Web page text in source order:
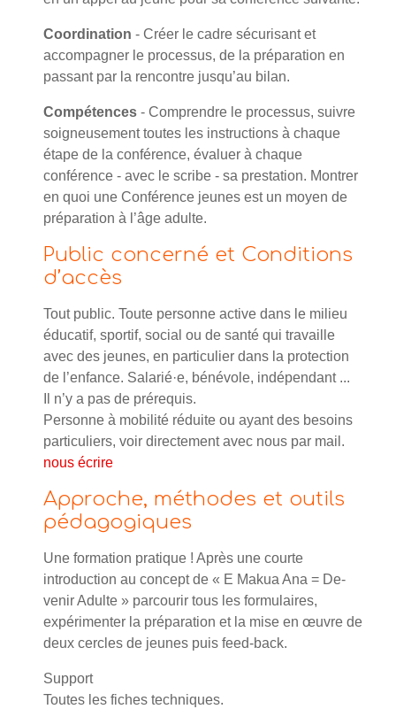
Coordination - Créer le cadre sécurisant et
accompagner le processus, de la préparation en
passant par la rencontre jusqu’au bilan.
Compétences - Comprendre le processus, suivre
soigneusement toutes les instructions à chaque
étape de la conférence, évaluer à chaque
conférence - avec le scribe - sa prestation. Montrer
en quoi une Conférence jeunes est un moyen de
préparation à l’âge adulte.
Public concerné et Conditions
d’accès
Tout public. Toute personne active dans le milieu
éducatif, sportif, social ou de santé qui travaille
avec des jeunes, en particulier dans la protection
de l’enfance. Salarié·e, bénévole, indépendant ...
Il n’y a pas de prérequis.
Personne à mobilité réduite ou ayant des besoins
particuliers, voir directement avec nous par mail.
nous écrire
Approche, méthodes et outils
pédagogiques
Une formation pratique ! Après une courte
introduction au concept de « E Makua Ana = De-
venir Adulte » parcourir tous les formulaires,
expérimenter la préparation et la mise en œuvre de
deux cercles de jeunes puis feed-back.
Support
Toutes les fiches techniques.